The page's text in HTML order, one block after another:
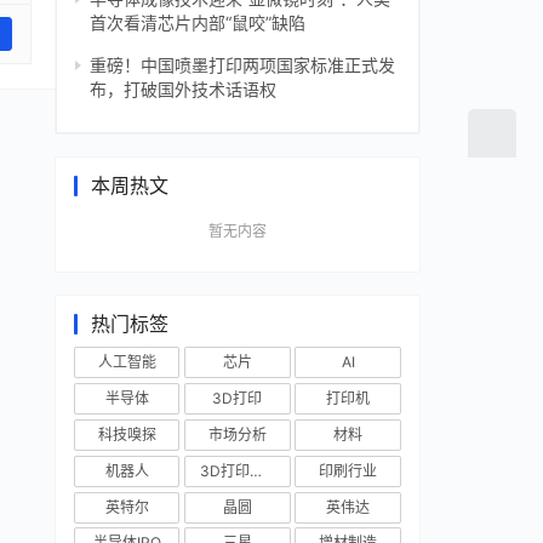
首次看清芯片内部“鼠咬”缺陷
重磅！中国喷墨打印两项国家标准正式发
布，打破国外技术话语权
本周热文
暂无内容
热门标签
人工智能 芯片
AI
半导体
3D打印
打印机
科技嗅探
市场分析
材料
机器人
3D打印技术
印刷行业
英特尔
晶圆
英伟达